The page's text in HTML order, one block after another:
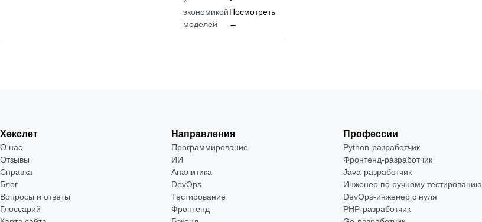
экономикой
моделей
Посмотреть
→
Хекслет
О нас
Отзывы
Справка
Блог
Вопросы и ответы
Глоссарий
Направления
Программирование
ИИ
Аналитика
DevOps
Тестирование
Фронтенд
Профессии
Python-разработчик
Фронтенд-разработчик
Java-разработчик
Инженер по ручному тестированию
DevOps-инженер с нуля
РНР-разработчик